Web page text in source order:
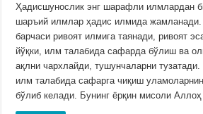
Ҳадисшунослик энг шарафли илмлардан
шаръий илмлар ҳадис илмида
барчаси ривоят илмига таянади, ривоят
йўқки, илм талабида сафарда бўлиш ва
ақлни чархлайди, тушунчаларни
илм талабида сафарга чиқиш
бўлиб келади. Бунинг ёрқин мисоли Аллоҳ